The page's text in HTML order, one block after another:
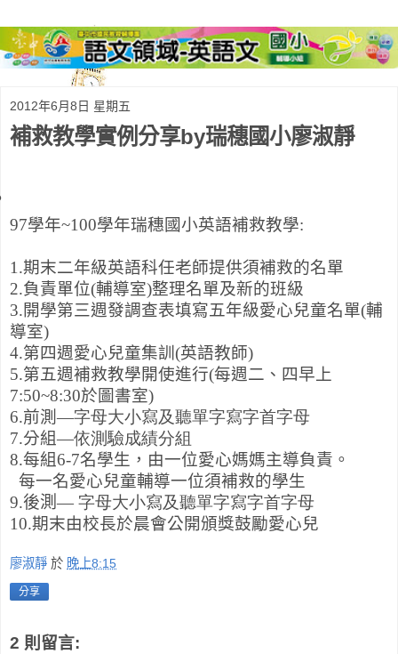
2012年6月8日 星期五
補救教學實例分享by瑞穗國小廖淑靜
97學年~100學年瑞穗國小英語補救教學:
1.期末二年級英語科任老師提供須補救的名單
2.負責單位(輔導室)整理名單及新的班級
3.開學第三週發調查表填寫五年級愛心兒童名單(輔
導室)
4.第四週愛心兒童集訓(英語教師)
5.第五週補救教學開使進行(每週二、四早上
7:50~8:30於圖書室)
6.前測 —字母大小寫及聽單字寫字首字母
7.分組—依測驗成績分組
8.每組6-7名學生，由一位愛心媽媽主導負責。
每一名愛心兒童輔導一位須補救的學生
9.後測— 字母大小寫及聽單字寫字首字母
10.期末由校長於晨會公開頒獎鼓勵愛心兒
廖淑靜 於 晚上8:15
分享
2 則留言: